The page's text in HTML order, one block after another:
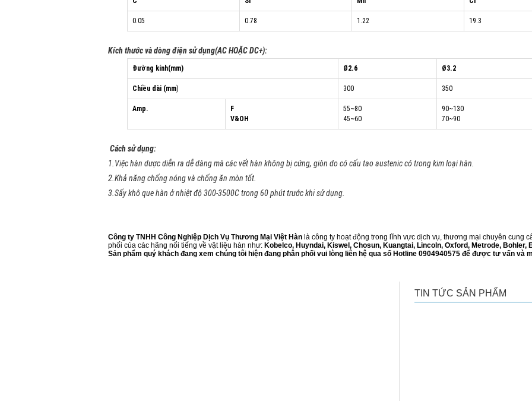
0.05 0.78 1.22 19.3
Kích thước và dòng điện sử dụng(AC HOẶC DC+):
Đường kính(mm) Ø2.6 Ø3.2
Chiều dài (mm) 300 350
Amp.
F
V&OH
55~80
45~60
90~130
70~90
Cách sử dụng:
1.Việc hàn dược diễn ra dễ dàng mà các vết hàn không bị cứng, giòn do có cấu tao austenic có trong kim loại hàn.
2.Khả năng chống nóng và chống ăn mòn tốt.
3.Sấy khô que hàn ở nhiệt độ 300-3500C trong 60 phút trước khi sử dụng.
Công ty TNHH Công Nghiệp Dịch Vụ Thương Mại Việt Hàn là công ty hoạt động trong lĩnh vực dịch vụ, thương mại chuyên cung
phối của các hãng nổi tiếng về vật liệu hàn như: Kobelco, Huyndai, Kiswel, Chosun, Kuangtai, Lincoln, Oxford, Metrode, Bohler,
Sản phẩm quý khách đang xem chúng tôi hiện đang phân phối vui lòng liên hệ qua số Hotline 0904940575 để được tư vấn và
TIN TỨC SẢN PHẨM